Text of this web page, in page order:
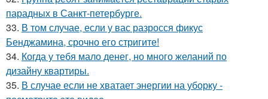
парадных в Санкт-петербурге.
33. В том случае, если у вас разросся фикус
Бенджамина, срочно его стригите!
34. Когда у тебя мало денег, но много желаний по
дизайну квартиры.
35. В случае если не хватает энергии на уборку -